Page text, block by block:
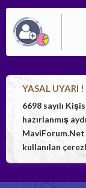
YASAL UYARI !
6698 sayılı
hazırlanmış
kullanılan